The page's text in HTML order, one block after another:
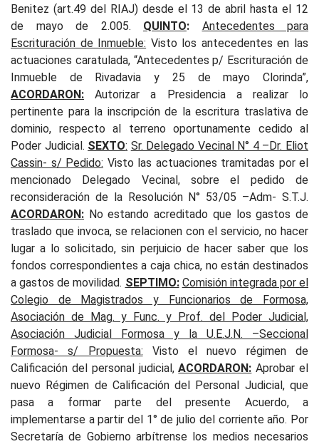
Benitez (art.49 del RIAJ) desde el 13 de abril hasta el 12
de mayo de 2.005. QUINTO: Antecedentes para
Escrituración de Inmueble: Visto los antecedentes en las
actuaciones caratulada, “Antecedentes p/ Escrituración de
Inmueble de Rivadavia y 25 de mayo Clorinda”,
ACORDARON: Autorizar a Presidencia a realizar lo
pertinente para la inscripción de la escritura traslativa de
dominio, respecto al terreno oportunamente cedido al
Poder Judicial. SEXTO: Sr. Delegado Vecinal N° 4 –Dr. Eliot
Cassin- s/ Pedido: Visto las actuaciones tramitadas por el
mencionado Delegado Vecinal, sobre el pedido de
reconsideración de la Resolución N° 53/05 –Adm- S.T.J.
ACORDARON: No estando acreditado que los gastos de
traslado que invoca, se relacionen con el servicio, no hacer
lugar a lo solicitado, sin perjuicio de hacer saber que los
fondos correspondientes a caja chica, no están destinados
a gastos de movilidad. SEPTIMO: Comisión integrada por el
Colegio de Magistrados y Funcionarios de Formosa,
Asociación de Mag. y Func. y Prof. del Poder Judicial,
Asociación Judicial Formosa y la U.E.J.N. –Seccional
Formosa- s/ Propuesta: Visto el nuevo régimen de
Calificación del personal judicial,ACORDARON: Aprobar el
nuevo Régimen de Calificación del Personal Judicial, que
pasa a formar parte del presente Acuerdo, a
implementarse a partir del 1° de julio del corriente año. Por
Secretaría de Gobierno arbítrense los medios necesarios